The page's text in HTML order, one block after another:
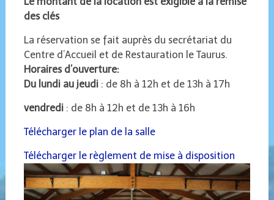
des clés
La réservation se fait auprès du secrétariat du
Centre d’Accueil et de Restauration le Taurus.
Horaires d’ouverture:
Du lundi au jeudi: de 8h à 12h et de 13h à 17h
vendredi: de 8h à 12h et de 13h à 16h
Télécharger le plan de la salle
Télécharger le règlement de mise à disposition